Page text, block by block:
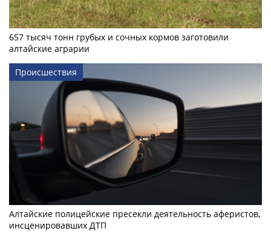
657 тысяч тонн грубых и сочных кормов заготовили
алтайские аграрии
Происшествия
Алтайские полицейские пресекли деятельность аферистов,
инсценировавших ДТП